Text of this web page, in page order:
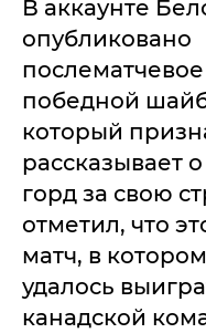
В аккаунте
опубликовано
послематчевое
победной
который
рассказывает
горд за свою
отметил, что
матч, в
удалось
канадской